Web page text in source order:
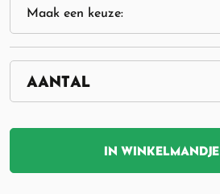
IN WINKELMANDJE